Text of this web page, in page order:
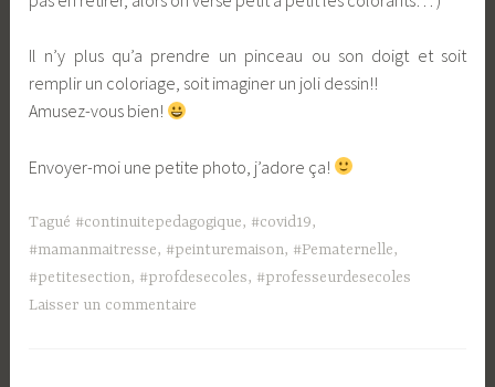
Il n’y plus qu’a prendre un pinceau ou son doigt et soit
remplir un coloriage, soit imaginer un joli dessin!!
Amusez-vous bien!
Envoyer-moi une petite photo, j’adore ça!
Tagué #continuitepedagogique, #covid19,
#mamanmaitresse, #peinturemaison, #Pematernelle,
#petitesection, #profdesecoles, #professeurdesecoles
Laisser un commentaire